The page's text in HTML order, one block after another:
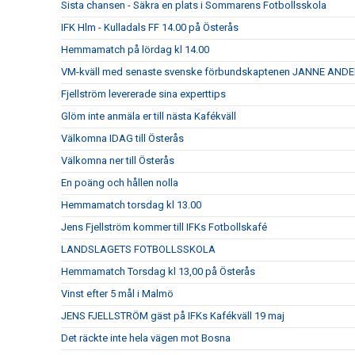
Sista chansen - Säkra en plats i Sommarens Fotbollsskola
IFK Hlm - Kulladals FF 14.00 på Österås
Hemmamatch på lördag kl 14.00
VM-kväll med senaste svenske förbundskaptenen JANNE
Fjellström levererade sina experttips
Glöm inte anmäla er till nästa Kafékväll
Välkomna IDAG till Österås
Välkomna ner till Österås
En poäng och hållen nolla
Hemmamatch torsdag kl 13.00
Jens Fjellström kommer till IFKs Fotbollskafé
LANDSLAGETS FOTBOLLSSKOLA
Hemmamatch Torsdag kl 13,00 på Österås
Vinst efter 5 mål i Malmö
JENS FJELLSTRÖM gäst på IFKs Kafékväll 19 maj
Det räckte inte hela vägen mot Bosna